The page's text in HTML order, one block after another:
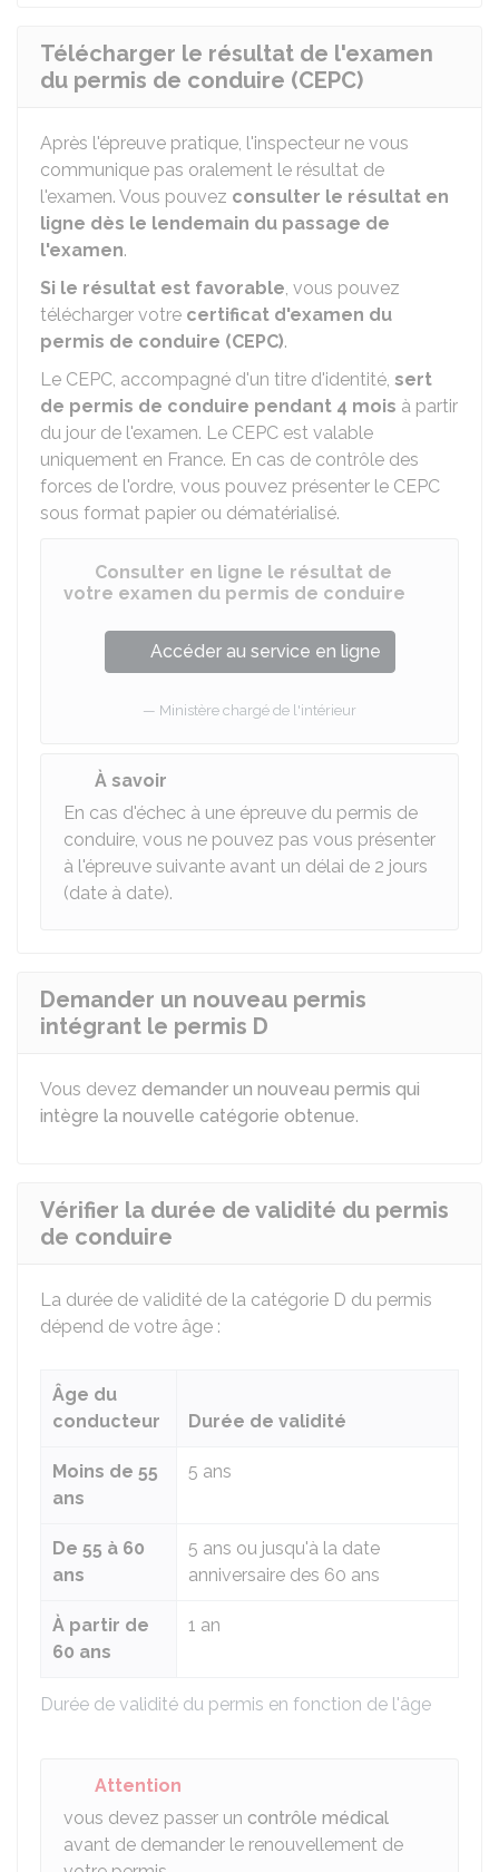
Télécharger le résultat de l'examen
du permis de conduire (CEPC)
Après l'épreuve pratique, l'inspecteur ne vous
communique pas oralement le résultat de
l'examen. Vous pouvez consulter le résultat en
ligne dès le lendemain du passage de
l'examen.
Si le résultat est favorable, vous pouvez
télécharger votre certificat d'examen du
permis de conduire (CEPC).
Le CEPC, accompagné d'un titre d'identité, sert
de permis de conduire pendant 4 mois à partir
du jour de l'examen. Le CEPC est valable
uniquement en France. En cas de contrôle des
forces de l'ordre, vous pouvez présenter le CEPC
sous format papier ou dématérialisé.
Consulter en ligne le résultat de
votre examen du permis de conduire
Accéder au service en ligne
Ministère chargé de l'intérieur
À savoir
En cas d'échec à une épreuve du permis de
conduire, vous ne pouvez pas vous présenter
à l'épreuve suivante avant un délai de 2 jours
(date à date).
Demander un nouveau permis
intégrant le permis D
Vous devez demander un nouveau permis qui
intègre la nouvelle catégorie obtenue.
Vérifier la durée de validité du permis
de conduire
La durée de validité de la catégorie D du permis
dépend de votre âge :
Durée de validité du permis en fonction de l'âge
Âge du
conducteur
Durée de validité
Moins de 55
ans
5 ans
De 55 à 60
ans
5 ans ou jusqu'à la date
anniversaire des 60 ans
À partir de
60 ans
1 an
Attention
vous devez passer un contrôle médical
avant de demander le renouvellement de